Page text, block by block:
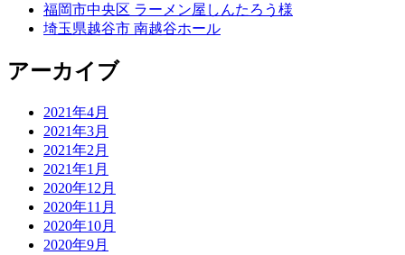
福岡市中央区 ラーメン屋しんたろう様
埼玉県越谷市 南越谷ホール
アーカイブ
2021年4月
2021年3月
2021年2月
2021年1月
2020年12月
2020年11月
2020年10月
2020年9月